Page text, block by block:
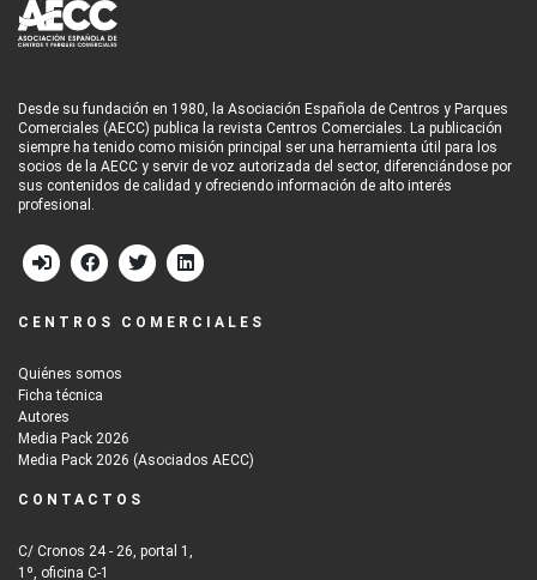
Desde su fundación en 1980, la Asociación Española de Centros y Parques
Comerciales (AECC) publica la revista Centros Comerciales. La publicación
siempre ha tenido como misión principal ser una herramienta útil para los
socios de la AECC y servir de voz autorizada del sector, diferenciándose por
sus contenidos de calidad y ofreciendo información de alto interés
profesional.
CENTROS COMERCIALES
Quiénes somos
Ficha técnica
Autores
Media Pack 2026
Media Pack 2026 (Asociados AECC)
CONTACTOS
C/ Cronos 24 - 26, portal 1,
1º, oficina C-1